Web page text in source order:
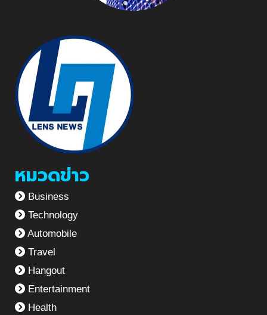
หมวดข่าว
Business
Technology
Automobile
Travel
Hangout
Entertainment
Health